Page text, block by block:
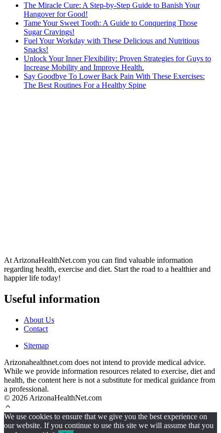
The Miracle Cure: A Step-by-Step Guide to Banish Your
Hangover for Good!
Tame Your Sweet Tooth: A Guide to Conquering Those
Sugar Cravings!
Fuel Your Workday with These Delicious and Nutritious
Snacks!
Unlock Your Inner Flexibility: Proven Strategies for Guys to
Increase Mobility and Improve Health.
Say Goodbye To Lower Back Pain With These Exercises:
The Best Routines For a Healthy Spine
At ArizonaHealthNet.com you can find valuable information
regarding health, exercise and diet. Start the road to a healthier and
happier life today!
Useful information
About Us
Contact
Sitemap
Arizonahealthnet.com does not intend to provide medical advice.
While we provide information resources related to exercise, diet and
health, the content here is not a substitute for medical guidance from
a professional.
© 2026 ArizonaHealthNet.com
We use cookies to ensure that we give you the best experience on
our website. If you continue to use this site we will assume that you